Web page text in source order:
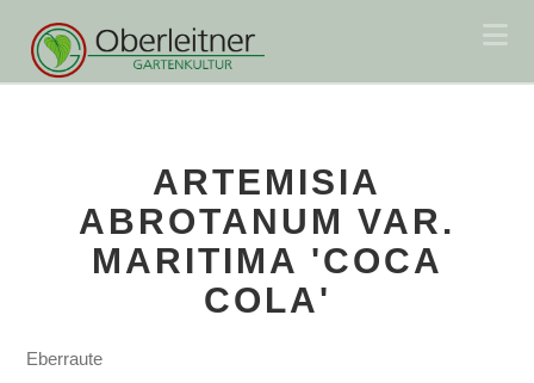
ARTEMISIA
ABROTANUM VAR.
MARITIMA 'COCA
COLA'
Eberraute